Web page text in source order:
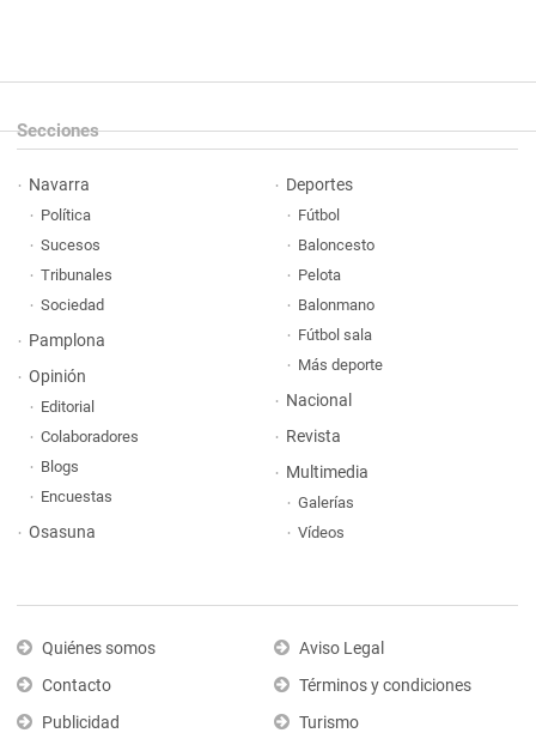
Secciones
Navarra
Política
Sucesos
Tribunales
Sociedad
Pamplona
Opinión
Editorial
Colaboradores
Blogs
Encuestas
Osasuna
Deportes
Fútbol
Baloncesto
Pelota
Balonmano
Fútbol sala
Más deporte
Nacional
Revista
Multimedia
Galerías
Vídeos
Quiénes somos
Contacto
Publicidad
Aviso Legal
Términos y condiciones
Turismo